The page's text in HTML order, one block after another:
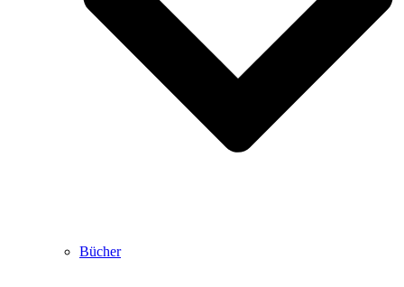
Bücher